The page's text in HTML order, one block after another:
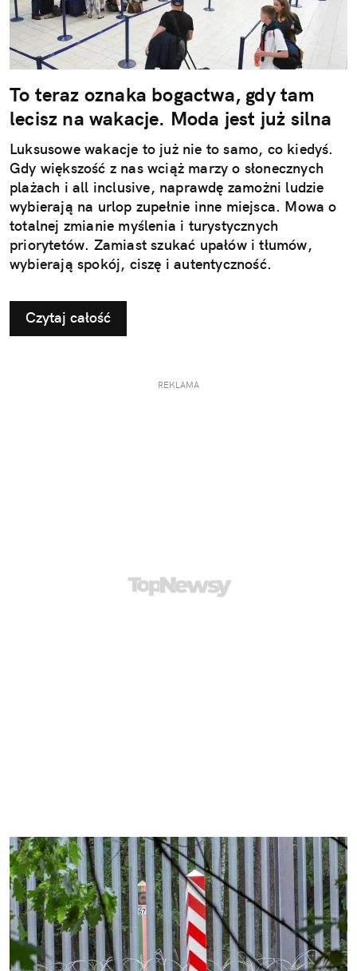
To teraz oznaka bogactwa, gdy tam
lecisz na wakacje. Moda jest już silna
Luksusowe wakacje to już nie to samo, co kiedyś.
Gdy większość z nas wciąż marzy o słonecznych
plażach i all inclusive, naprawdę zamożni ludzie
wybierają na urlop zupełnie inne miejsca. Mowa o
totalnej zmianie myślenia i turystycznych
priorytetów. Zamiast szukać upałów i tłumów,
wybierają spokój, ciszę i autentyczność.
Czytaj całość
REKLAMA